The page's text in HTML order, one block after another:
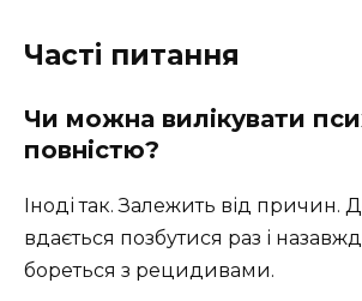
Часті питання
Чи можна вилікувати
повністю?
Іноді так. Залежить від причин.
вдається позбутися раз і
бореться з рецидивами.